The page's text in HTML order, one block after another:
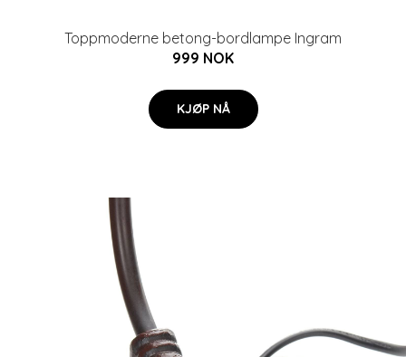
Toppmoderne betong-bordlampe Ingram
999 NOK
KJØP NÅ